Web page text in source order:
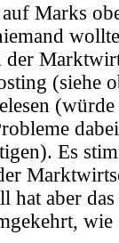
Marks
der
(siehe
Es
hat aber